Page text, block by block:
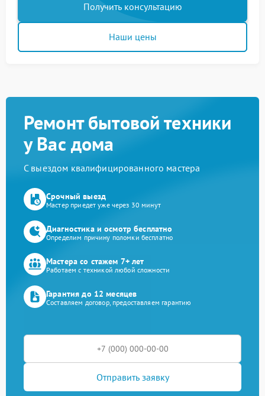
Получить консультацию
Наши цены
Ремонт бытовой техники
у Вас дома
С выездом квалифицированного мастера
Срочный выезд
Мастер приедет уже через 30 минут
Диагностика и осмотр бесплатно
Определим причину поломки бесплатно
Мастера со стажем 7+ лет
Работаем с техникой любой сложности
Гарантия до 12 месяцев
Составляем договор, предоставляем гарантию
Отправить заявку